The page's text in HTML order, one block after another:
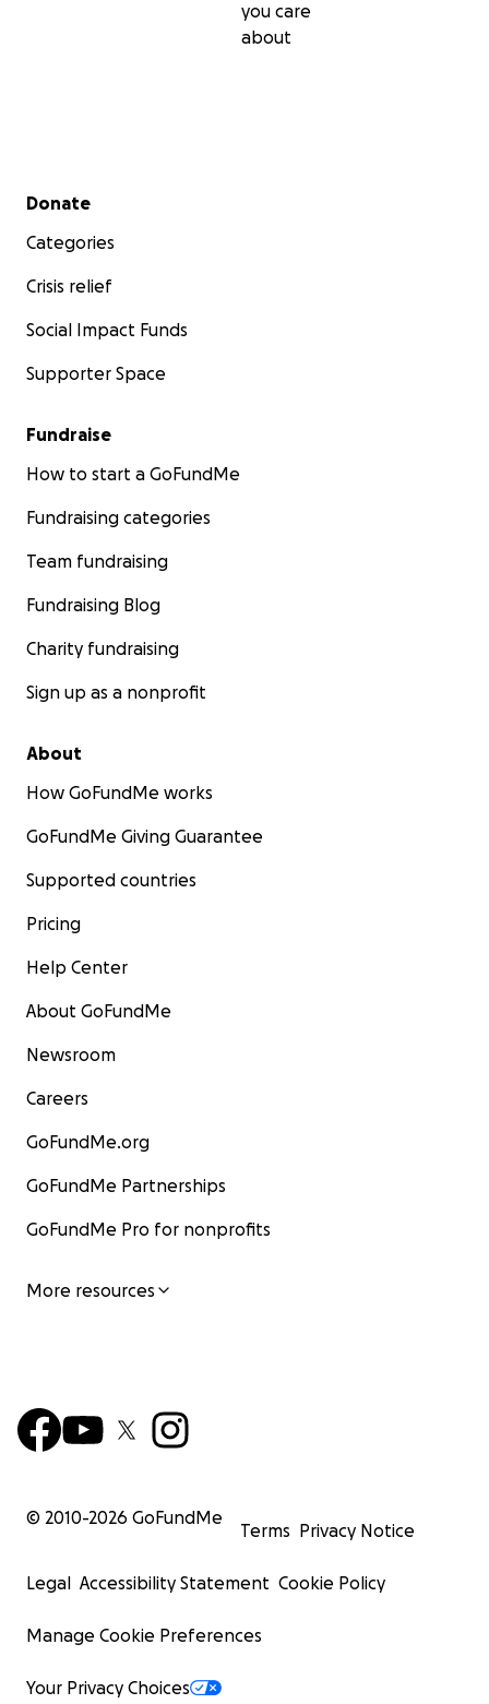
you care
about
Secondary menu
Donate
Categories
Crisis relief
Social Impact Funds
Supporter Space
Fundraise
How to start a GoFundMe
Fundraising categories
Team fundraising
Fundraising Blog
Charity fundraising
Sign up as a nonprofit
About
How GoFundMe works
GoFundMe Giving Guarantee
Supported countries
Pricing
Help Center
About GoFundMe
Newsroom
Careers
GoFundMe.org
GoFundMe Partnerships
GoFundMe Pro for nonprofits
More resources
© 2010-2026 GoFundMe
Terms Privacy Notice
Legal Accessibility Statement Cookie Policy
Manage Cookie Preferences
Your Privacy Choices